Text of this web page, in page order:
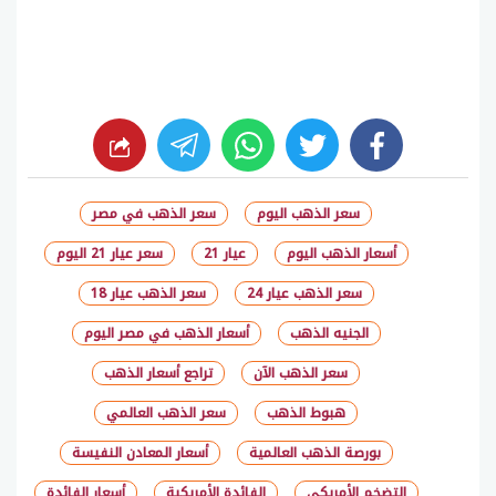
facebook
twitter
whats
سعر الذهب اليوم
سعر الذهب في مصر
أسعار الذهب اليوم
عيار 21
سعر عيار 21 اليوم
سعر الذهب عيار 24
سعر الذهب عيار 18
الجنيه الذهب
أسعار الذهب في مصر اليوم
سعر الذهب الآن
تراجع أسعار الذهب
هبوط الذهب
سعر الذهب العالمي
بورصة الذهب العالمية
أسعار المعادن النفيسة